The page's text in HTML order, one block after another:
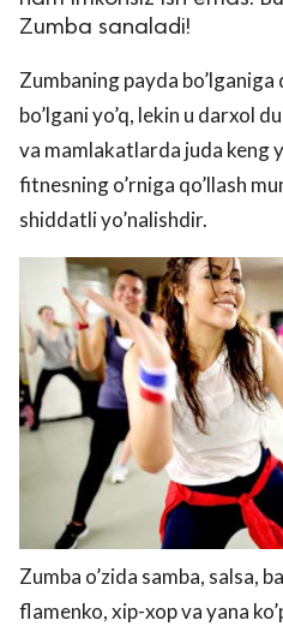
защищены.
Zumba sanaladi!
Zumbaning payda
bo’lgani yo’q, lekin u darxol
va mamlakatlarda juda keng
fitnesning o’rniga qo’llash
shiddatli yo’nalishdir.
Zumba o’zida samba, salsa,
flamenko, xip-xop va yana